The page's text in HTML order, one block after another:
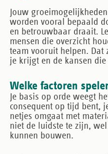
Jouw
worden vooral bepaald
en betrouwbaar draait.
mensen die overzicht
team vooruit helpen. Dat
je krijgt en de kansen
Welke factoren
Je basis op orde weegt
consequent op tijd bent,
netjes omgaat met
niet de luidste te zijn,
kunnen bouwen.